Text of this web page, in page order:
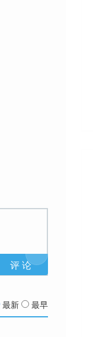
最新 最早